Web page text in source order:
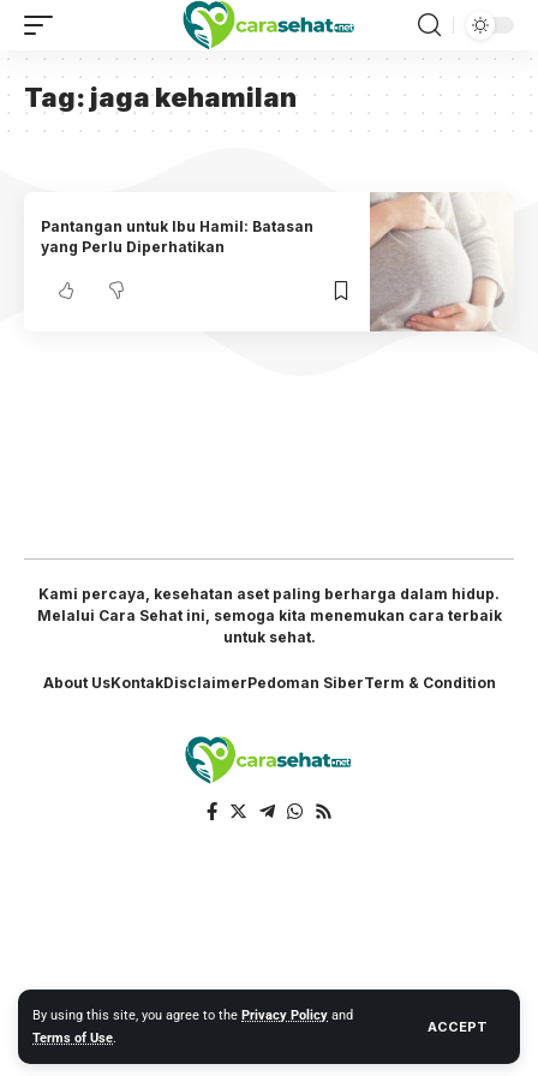
By using this site, you agree to the Privacy Policy and
Terms of Use.
ACCEPT
Tag: jaga kehamilan
Pantangan untuk Ibu Hamil: Batasan
yang Perlu Diperhatikan
Kami percaya, kesehatan aset paling berharga dalam hidup.
Melalui Cara Sehat ini, semoga kita menemukan cara terbaik
untuk sehat.
About UsKontakDisclaimerPedoman SiberTerm & Condition